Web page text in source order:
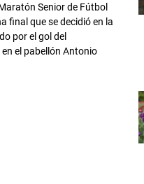
Senior de Fútbol
final que se decidió en la
por el gol del
el pabellón Antonio